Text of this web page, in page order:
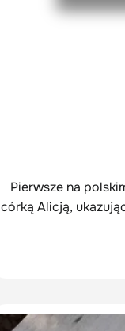
Pierwsze na
córką Alicją,